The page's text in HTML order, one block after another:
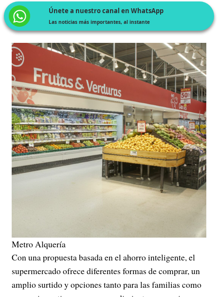
Únete a nuestro canal en WhatsApp
Las noticias más importantes, al instante
Metro Alquería
Con una propuesta basada en el ahorro inteligente, el
supermercado ofrece diferentes formas de comprar, un
amplio surtido y opciones tanto para las familias como